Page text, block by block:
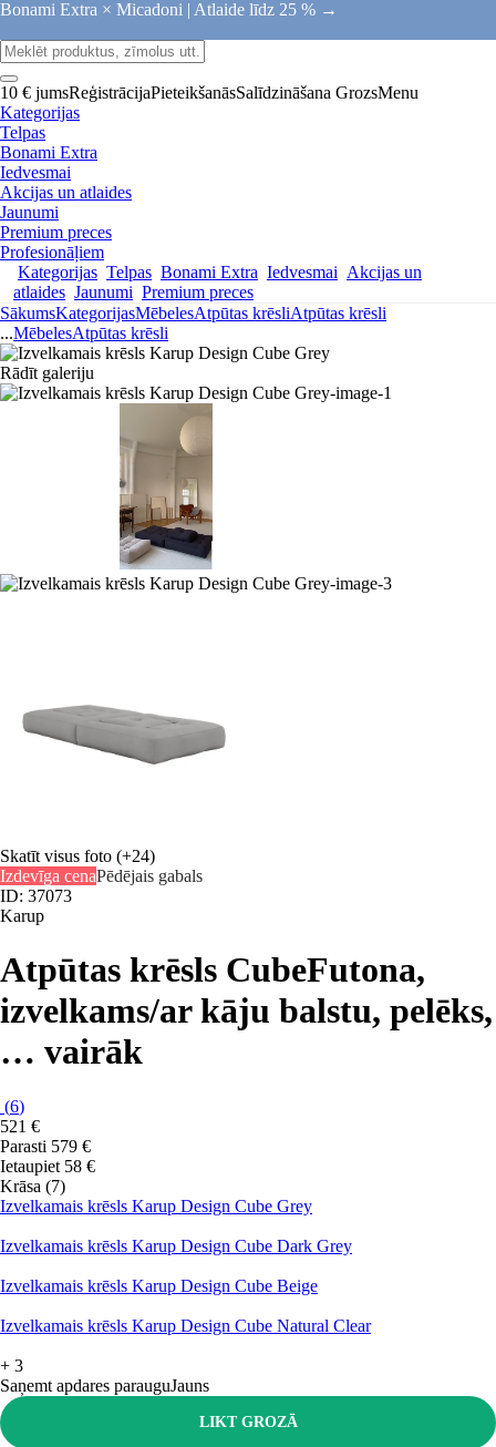
Bonami Extra × Micadoni | Atlaide līdz 25 % →
10 € jumsReģistrācijaPieteikšanāsSalīdzināšana GrozsMenu
Kategorijas
Telpas
Bonami Extra
Iedvesmai
Akcijas un atlaides
Jaunumi
Premium preces
Profesionāļiem
Kategorijas Telpas Bonami Extra Iedvesmai Akcijas un
atlaides Jaunumi Premium preces
SākumsKategorijasMēbelesAtpūtas krēsliAtpūtas krēsli
...MēbelesAtpūtas krēsli
Rādīt galeriju
Skatīt visus foto (+24)
Izdevīga cenaPēdējais gabals
ID: 37073
Karup
Atpūtas krēsls CubeFutona,
izvelkams/ar kāju balstu, pelēks,
… vairāk
(6)
521 €
Parasti 579 €
Ietaupiet 58 €
Krāsa (7)
Izvelkamais krēsls Karup Design Cube Grey
Izvelkamais krēsls Karup Design Cube Dark Grey
Izvelkamais krēsls Karup Design Cube Beige
Izvelkamais krēsls Karup Design Cube Natural Clear
+ 3
Saņemt apdares parauguJauns
LIKT GROZĀ